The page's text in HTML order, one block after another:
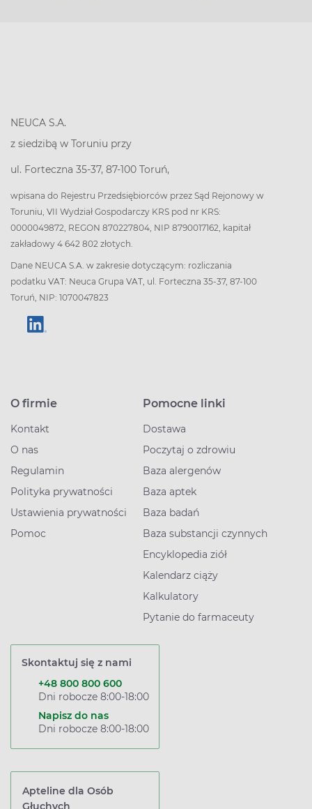
NEUCA S.A.
z siedzibą w Toruniu przy
ul. Forteczna 35-37, 87-100 Toruń,
wpisana do Rejestru Przedsiębiorców przez Sąd Rejonowy w
Toruniu, VII Wydział Gospodarczy KRS pod nr KRS:
0000049872, REGON 870227804, NIP 8790017162, kapitał
zakładowy 4 642 802 złotych.
Dane NEUCA S.A. w zakresie dotyczącym: rozliczania
podatku VAT: Neuca Grupa VAT, ul. Forteczna 35-37, 87-100
Toruń, NIP: 1070047823
O firmie
Kontakt
O nas
Regulamin
Polityka prywatności
Ustawienia prywatności
Pomoc
Pomocne linki
Dostawa
Poczytaj o zdrowiu
Baza alergenów
Baza aptek
Baza badań
Baza substancji czynnych
Encyklopedia ziół
Kalendarz ciąży
Kalkulatory
Pytanie do farmaceuty
Skontaktuj się z nami
+48 800 800 600
Dni robocze 8:00-18:00
Napisz do nas
Dni robocze 8:00-18:00
Apteline dla Osób